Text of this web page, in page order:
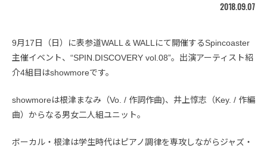
2018.09.07
9月17日（日）に表参道WALL & WALLにて開催するSpincoaster
主催イベント、“SPIN.DISCOVERY vol.08”。出演アーティスト紹
介4組目はshowmoreです。
showmoreは根津まなみ（Vo. / 作詞作曲)、井上惇志（Key. / 作編
曲）からなる男女二人組ユニット。
ボーカル・根津は学生時代はピアノ調律を専攻しながらジャズ・